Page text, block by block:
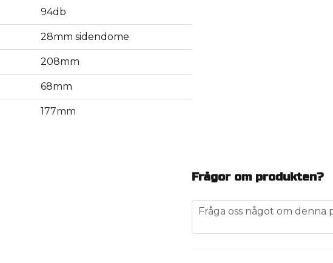
94db
28mm sidendome
208mm
68mm
177mm
Frågor om produkten?
question
Fråga oss något om denna